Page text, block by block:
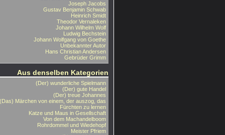
Joseph Jacobs
Gustav Benjamin Schwab
Heinrich Smidt
Theodor Vernaleken
Johann Wilhelm Wolf
Ludwig Bechstein
Johann Wolfgang von Goethe
Unbekannter Autor
Hans Christian Andersen
Gebrüder Grimm
Aus denselben Kategorien
(Der) wunderliche Spielmann
(Der) gute Handel
(Der) treue Johannes
(Das) Märchen von einem, der auszog, das
Fürchten zu lernen
Katze und Maus in Gesellschaft
Von dem Machandelboom
Rohrdommel und Wiedehopf
Meister Pfriem